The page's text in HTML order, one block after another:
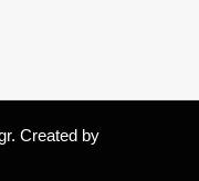
Created by